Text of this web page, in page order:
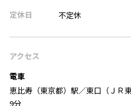
定休日 不定休
アクセス
電車
恵比寿（東京都）駅／東口（ＪＲ
9分